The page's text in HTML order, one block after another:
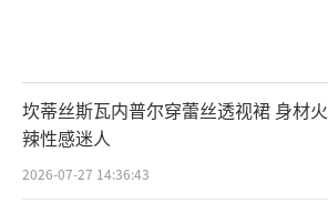
坎蒂丝斯瓦内普尔穿蕾丝透视裙 身材火
辣性感迷人
2026-07-27 14:36:43